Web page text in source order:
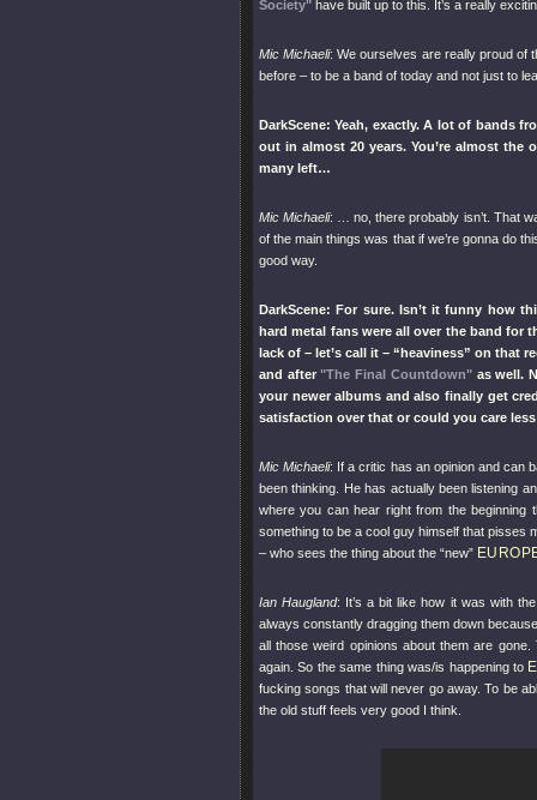
Society" have built up to this. It’s a really
Mic Michaeli: We ourselves are really proud of
before – to be a band of today and not just to
DarkScene: Yeah, exactly. A lot of bands
out in almost 20 years. You’re almost the
many left…
Mic Michaeli: … no, there probably isn’t. That
of the main things was that if we’re gonna do
good way.
DarkScene: For sure. Isn’t it funny how
hard metal fans were all over the band for
lack of – let’s call it – “heaviness” on that
and after"The Final Countdown"as well.
your newer albums and also finally get
satisfaction over that or could you care
Mic Michaeli: If a critic has an opinion and can
been thinking. He has actually been listening
where you can hear right from the
something to be a cool guy himself that pisses
– who sees the thing about the “new”
Ian Haugland: It’s a bit like how it was with
always constantly dragging them down
all those weird opinions about them are
again. So the same thing was/is happening to
fucking songs that will never go away. To be
the old stuff feels very good I think.